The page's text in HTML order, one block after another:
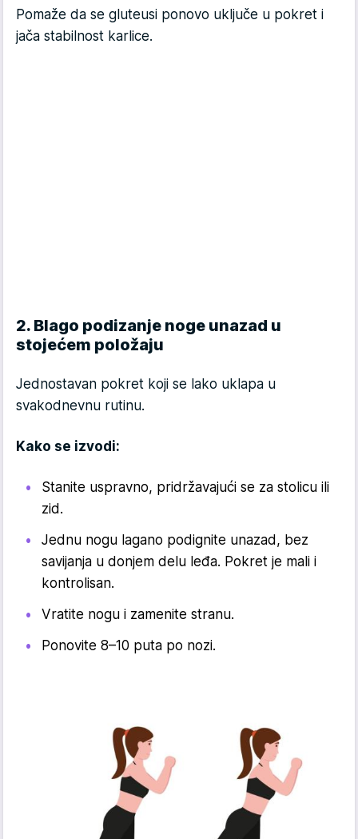
Pomaže da se gluteusi ponovo uključe u pokret i
jača stabilnost karlice.
2. Blago podizanje noge unazad u
stojećem položaju
Jednostavan pokret koji se lako uklapa u
svakodnevnu rutinu.
Kako se izvodi:
Stanite uspravno, pridržavajući se za stolicu ili
zid.
Jednu nogu lagano podignite unazad, bez
savijanja u donjem delu leđa. Pokret je mali i
kontrolisan.
Vratite nogu i zamenite stranu.
Ponovite 8–10 puta po nozi.